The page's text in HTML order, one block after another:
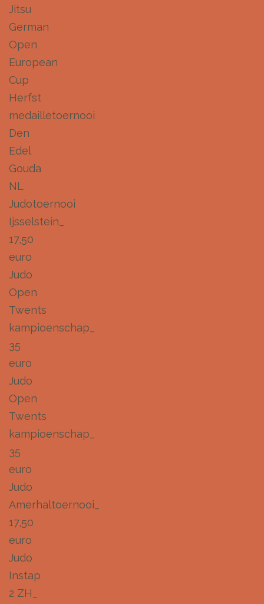
Jitsu
German
Open
European
Cup
Herfst
medailletoernooi
Den
Edel
Gouda
NL
Judotoernooi
Ijsselstein_
17,50
euro
Judo
Open
Twents
kampioenschap_
35
euro
Judo
Open
Twents
kampioenschap_
35
euro
Judo
Amerhaltoernooi_
17,50
euro
Judo
Instap
2 ZH_